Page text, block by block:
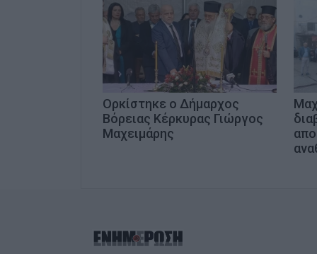
Ορκίστηκε ο Δήμαρχος
Βόρειας Κέρκυρας Γιώργος
Μαχειμάρης